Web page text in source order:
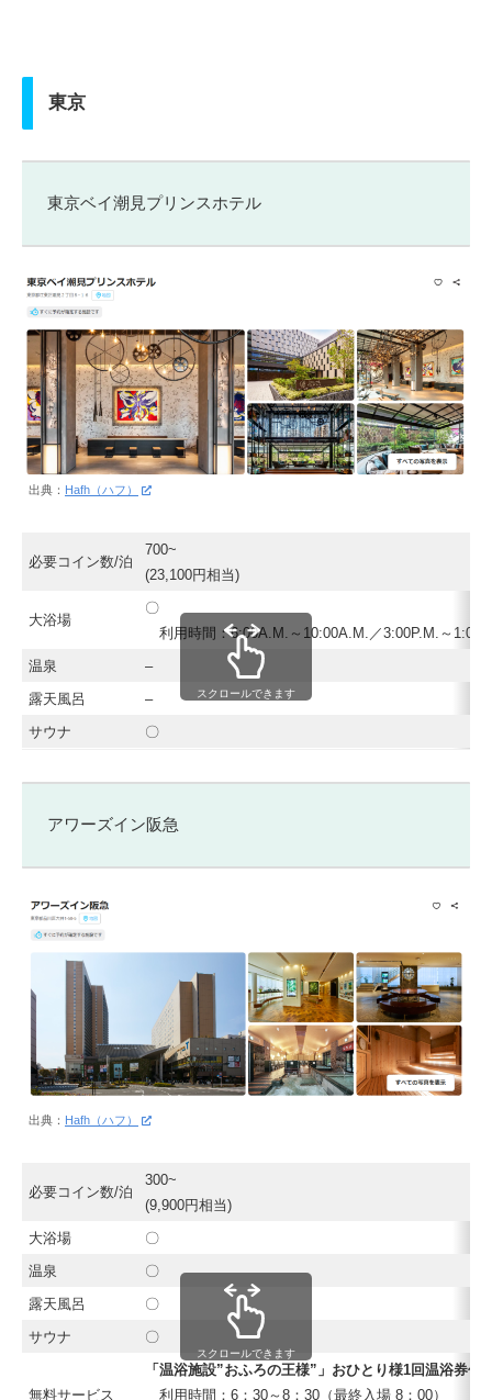
東京
東京ベイ潮見プリンスホテル
出典： Hafh（ハフ）
必要コイン数/泊
700~
(23,100円相当)
大浴場
〇
利用時間：6:00A.M.～10:00A.M.／3:00P.M.～
温泉
–
露天風呂
–
サウナ
〇
スクロールできます
アワーズイン阪急
出典： Hafh（ハフ）
必要コイン数/泊
300~
(9,900円相当)
大浴場
〇
温泉
〇
露天風呂
〇
サウナ
〇
無料サービス
「温浴施設”おふろの王様”」おひとり様1回温浴券付
利用時間：6：30～8：30（最終入場 8：00）
スクロールできます